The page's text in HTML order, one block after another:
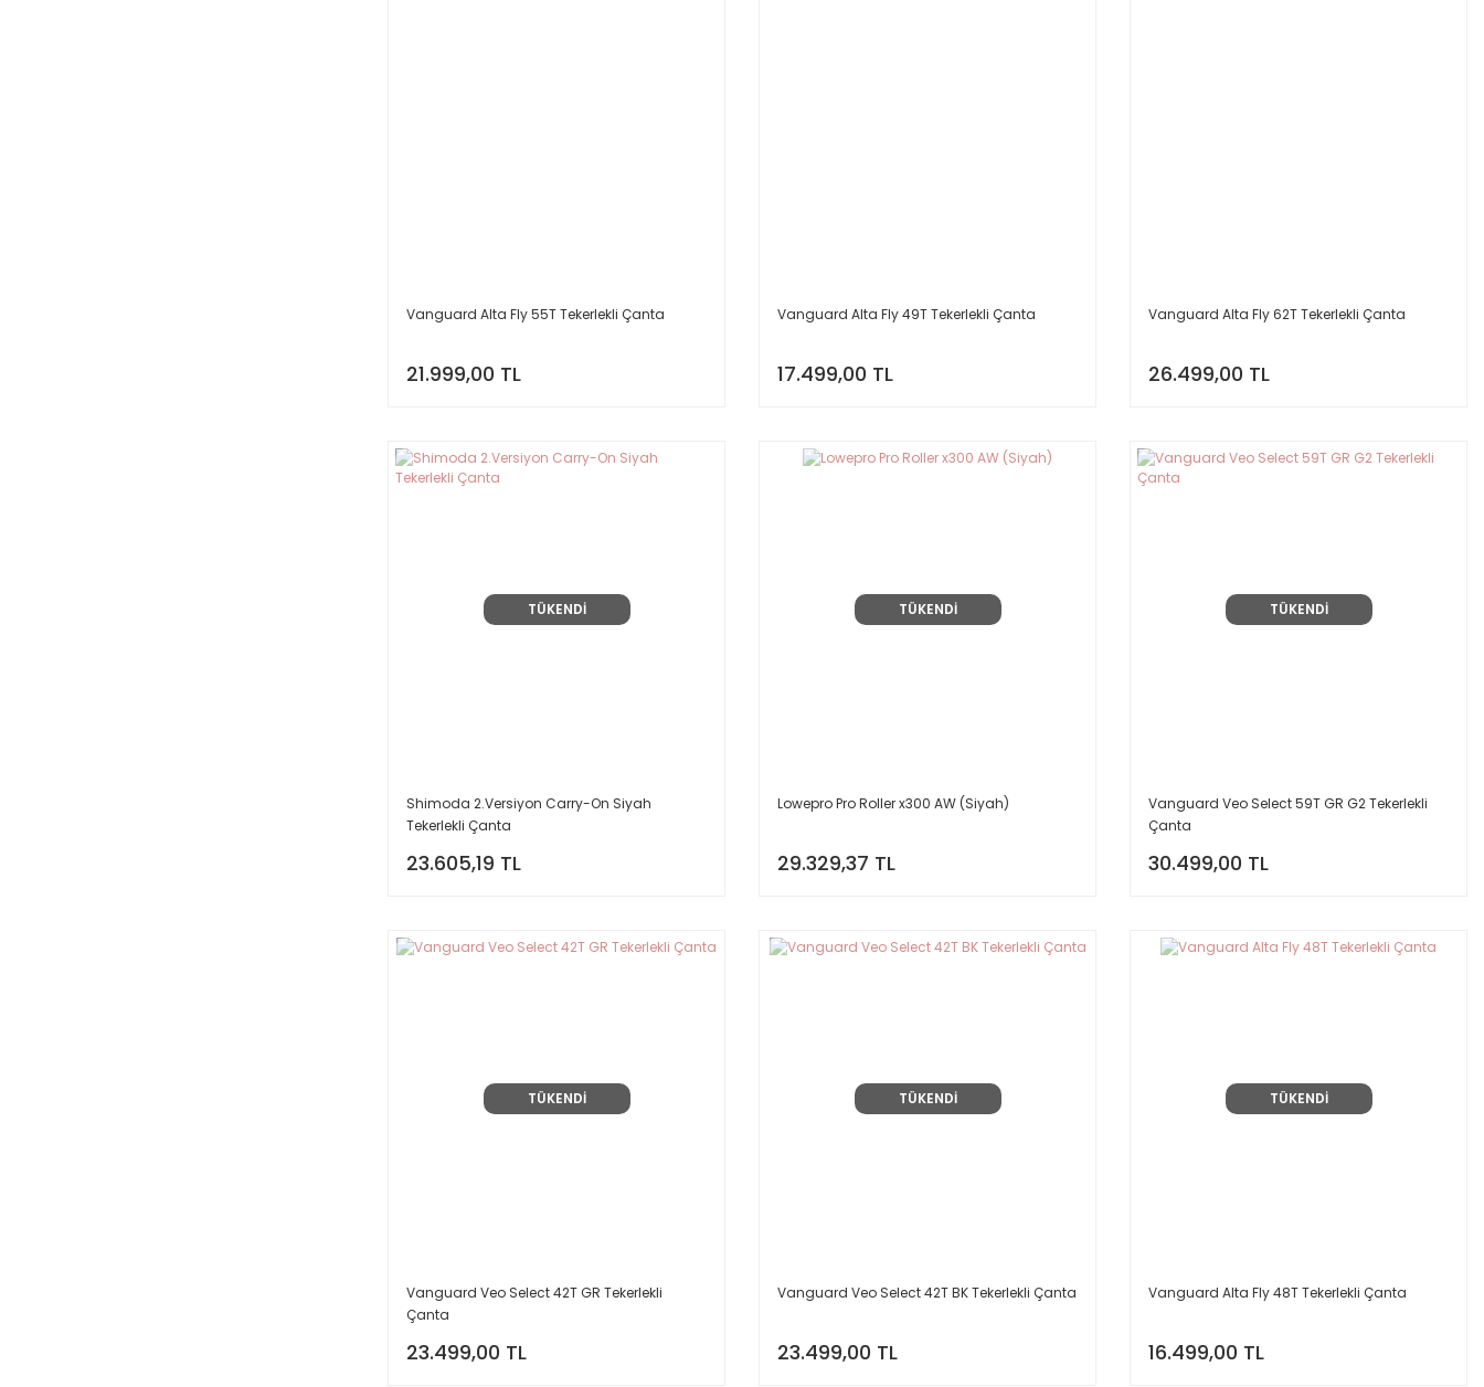
Vanguard Alta Fly 55T Tekerlekli Çanta
21.999,00 TL
Vanguard Alta Fly 49T Tekerlekli Çanta
17.499,00 TL
Vanguard Alta Fly 62T Tekerlekli Çanta
26.499,00 TL
TÜKENDİ
Shimoda 2.Versiyon Carry-On Siyah
Tekerlekli Çanta
23.605,19 TL
TÜKENDİ
Lowepro Pro Roller x300 AW (Siyah)
29.329,37 TL
TÜKENDİ
Vanguard Veo Select 59T GR G2 Tekerlekli
Çanta
30.499,00 TL
TÜKENDİ
Vanguard Veo Select 42T GR Tekerlekli
Çanta
23.499,00 TL
TÜKENDİ
Vanguard Veo Select 42T BK Tekerlekli Çanta
23.499,00 TL
TÜKENDİ
Vanguard Alta Fly 48T Tekerlekli Çanta
16.499,00 TL